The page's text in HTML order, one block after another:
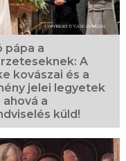
pápa a
A
kovászai és a
jelei legyetek
a
küld!